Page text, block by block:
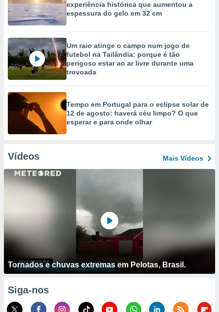
experiência histórica que aumentou a
espessura do gelo em 32 cm
Um raio atinge o campo num jogo de
futebol na Tailândia: porque é tão
perigoso estar ao ar livre durante uma
trovoada
Tempo em Portugal para o eclipse solar de
12 de agosto: haverá céu limpo? O que
esperar e para onde olhar
Vídeos Mais Vídeos
Tornados e chuvas extremas em Pelotas, Brasil.
Siga-nos